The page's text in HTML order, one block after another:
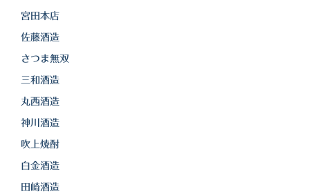
宮田本店
佐藤酒造
さつま無双
三和酒造
丸西酒造
神川酒造
吹上焼酎
白金酒造
田崎酒造